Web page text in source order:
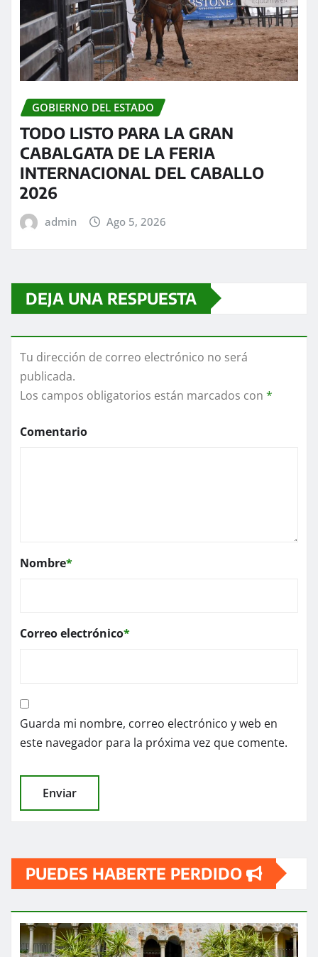
GOBIERNO DEL ESTADO
TODO LISTO PARA LA GRAN
CABALGATA DE LA FERIA
INTERNACIONAL DEL CABALLO
2026
admin Ago 5, 2026
DEJA UNA RESPUESTA
Tu dirección de correo electrónico no será
publicada.
Los campos obligatorios están marcados con *
Comentario
Nombre*
Correo electrónico*
Guarda mi nombre, correo electrónico y web en
este navegador para la próxima vez que comente.
PUEDES HABERTE PERDIDO